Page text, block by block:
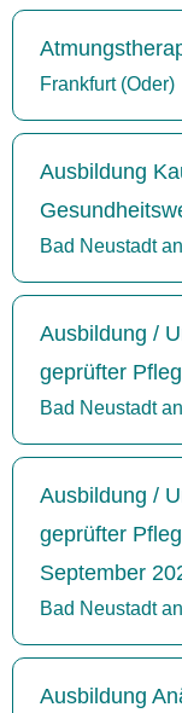
Frankfurt (Oder)
Ausbildung
Bad Neustadt
Ausbildung /
geprüfter
Bad Neustadt
Ausbildung /
geprüfter
September
Bad Neustadt
Ausbildung